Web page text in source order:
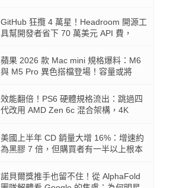
GitHub 狂攬 4 萬星！Headroom 開源工
具幫開發者省下 70 萬美元 API 費，
蘋果 2026 款 Mac mini 規格爆料：M6
與 M5 Pro 異色搭檔登場！容量或將
效能翻倍！PS6 硬體規格流出：跳過四
代改用 AMD Zen 6c 混合架構，4K
美國上半年 CD 銷量大增 16%：增速約
為黑膠 7 倍，但購買者有一半以上根本
諾貝爾獎推手也留不住！從 AlphaFold